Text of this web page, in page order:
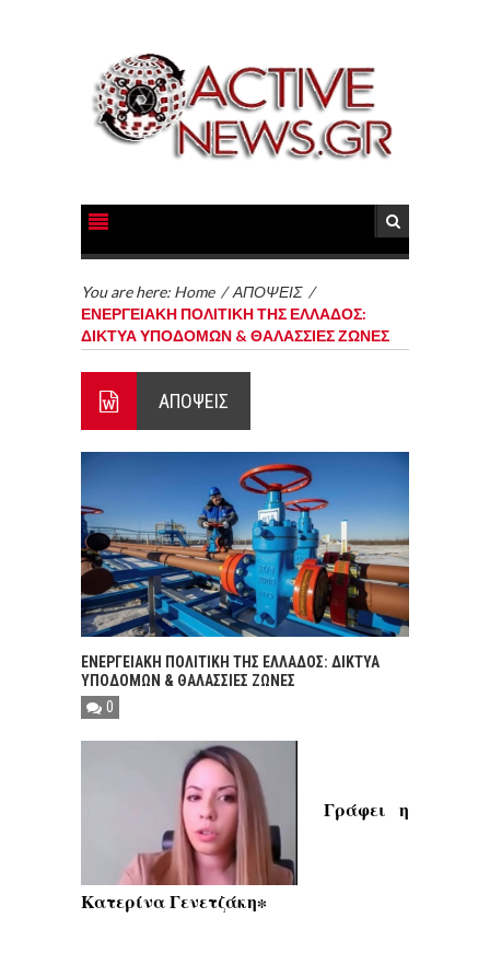
You are here: Home /ΑΠΟΨΕΙΣ /
ΕΝΕΡΓΕΙΑΚΗ ΠΟΛΙΤΙΚΗ ΤΗΣ ΕΛΛΑΔΟΣ:
ΔΙΚΤΥΑ ΥΠΟΔΟΜΩΝ & ΘΑΛΑΣΣΙΕΣ ΖΩΝΕΣ
ΑΠΟΨΕΙΣ
ΕΝΕΡΓΕΙΑΚΗ ΠΟΛΙΤΙΚΗ ΤΗΣ ΕΛΛΑΔΟΣ: ΔΙΚΤΥΑ
ΥΠΟΔΟΜΩΝ & ΘΑΛΑΣΣΙΕΣ ΖΩΝΕΣ
0
Γράφει η
Κατερίνα Γενετζάκη∗